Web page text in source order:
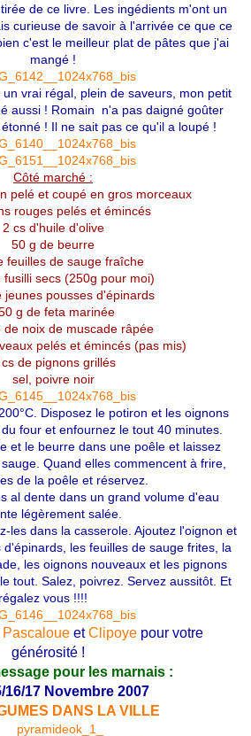
de ce livre. Les ingédients m'ont un
curieuse de savoir à l'arrivée ce que ce
c'est le meilleur plat de pâtes que j'ai
mangé !
vrai régal, plein de saveurs, mon petit
aussi ! Romain n'a pas daigné goûter
! Il ne sait pas ce qu'il a loupé !
Côté marché :
pelé et coupé en gros morceaux
rouges pelés et émincés
2 cs d'huile d'olive
50 g de beurre
feuilles de sauge fraîche
fusilli secs (250g pour moi)
jeunes pousses d'épinards
g de feta marinée
de noix de muscade râpée
pelés et émincés (pas mis)
de pignons grillés
sel, poivre noir
Disposez le potiron et les oignons
four et enfournez le tout 40 minutes.
et le beurre dans une poêle et laissez
Quand elles commencent à frire,
de la poêle et réservez.
al dente dans un grand volume d'eau
légèrement salée.
les dans la casserole. Ajoutez l'oignon et
les feuilles de sauge frites, la
les oignons nouveaux et les pignons
tout. Salez, poivrez. Servez aussitôt. Et
régalez vous !!!!
Pascaloue etClipoye pour votre
générosité !
pour les marnais :
16/17 Novembre 2007
DANS LA VILLE